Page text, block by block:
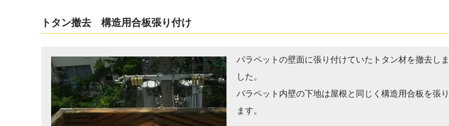
トタン撤去 構造用合板張り付け
パラペットの壁面に張り付けていたトタン材を撤去しま
した。
パラペット内壁の下地は屋根と同じく構造用合板を張り
ます。